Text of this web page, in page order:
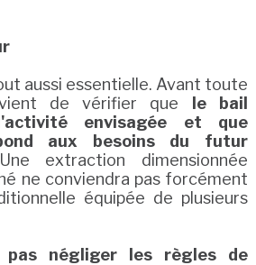
aussi essentielle. Avant toute
de vérifier que
le bail
envisagée et que
aux besoins du futur
extraction dimensionnée
ne conviendra pas forcément
équipée de plusieurs
pas négliger les règles de